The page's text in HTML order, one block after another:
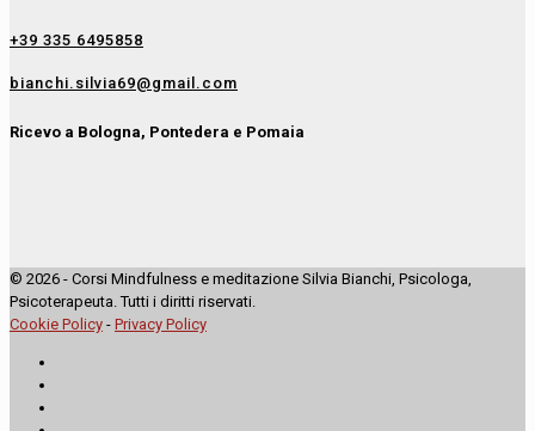
+39 335 6495858
bianchi.silvia69@gmail.com
Ricevo a Bologna, Pontedera e Pomaia
© 2026 - Corsi Mindfulness e meditazione Silvia Bianchi, Psicologa,
Psicoterapeuta. Tutti i diritti riservati.
Cookie Policy - Privacy Policy